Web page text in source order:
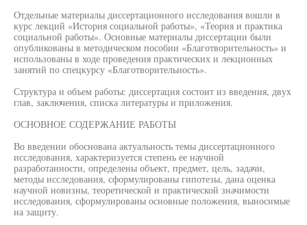
Отдельные материалы диссертационного исследования вошли в
курс лекций «История социальной работы», «Теория и практика
социальной работы». Основные материалы диссертации были
опубликованы в методическом пособии «Благотворительность» и
использованы в ходе проведения практических и лекционных
занятий по спецкурсу «Благотворительность».
Структура и объем работы: диссертация состоит из введения, двух
глав, заключения, списка литературы и приложения.
ОСНОВНОЕ СОДЕРЖАНИЕ РАБОТЫ
Во введении обоснована актуальность темы диссертационного
исследования, характеризуется степень ее научной
разработанности, определены объект, предмет, цель, задачи,
методы исследования, сформулированы гипотезы, дана оценка
научной новизны, теоретической и практической значимости
исследования, сформулированы основные положения, выносимые
на защиту.